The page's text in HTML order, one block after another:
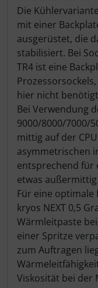
Die
mit einer
ausgerüstet, die
stabilisiert. Bei
TR4 ist eine
hier nicht
Bei Verwendung
9000/8000/7000/
mittig auf der
asymmetrischen
entsprechend für
etwas
Für eine optimale
kryos NEXT 0,5
Wärmleitpaste
einer Spritze
zum Auftragen
Viskosität bei der